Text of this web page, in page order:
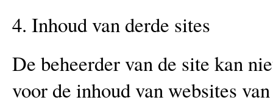
4. Inhoud van derde sites
De beheerder van de site kan
voor de inhoud van websites